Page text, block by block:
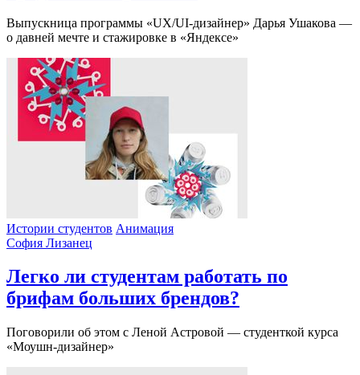
Выпускница программы «UX/UI-дизайнер» Дарья Ушакова —
о давней мечте и стажировке в «Яндексе»
Истории студентов Анимация
София Лизанец
Легко ли студентам работать по
брифам больших брендов?
Поговорили об этом с Леной Астровой — студенткой курса
«Моушн-дизайнер»